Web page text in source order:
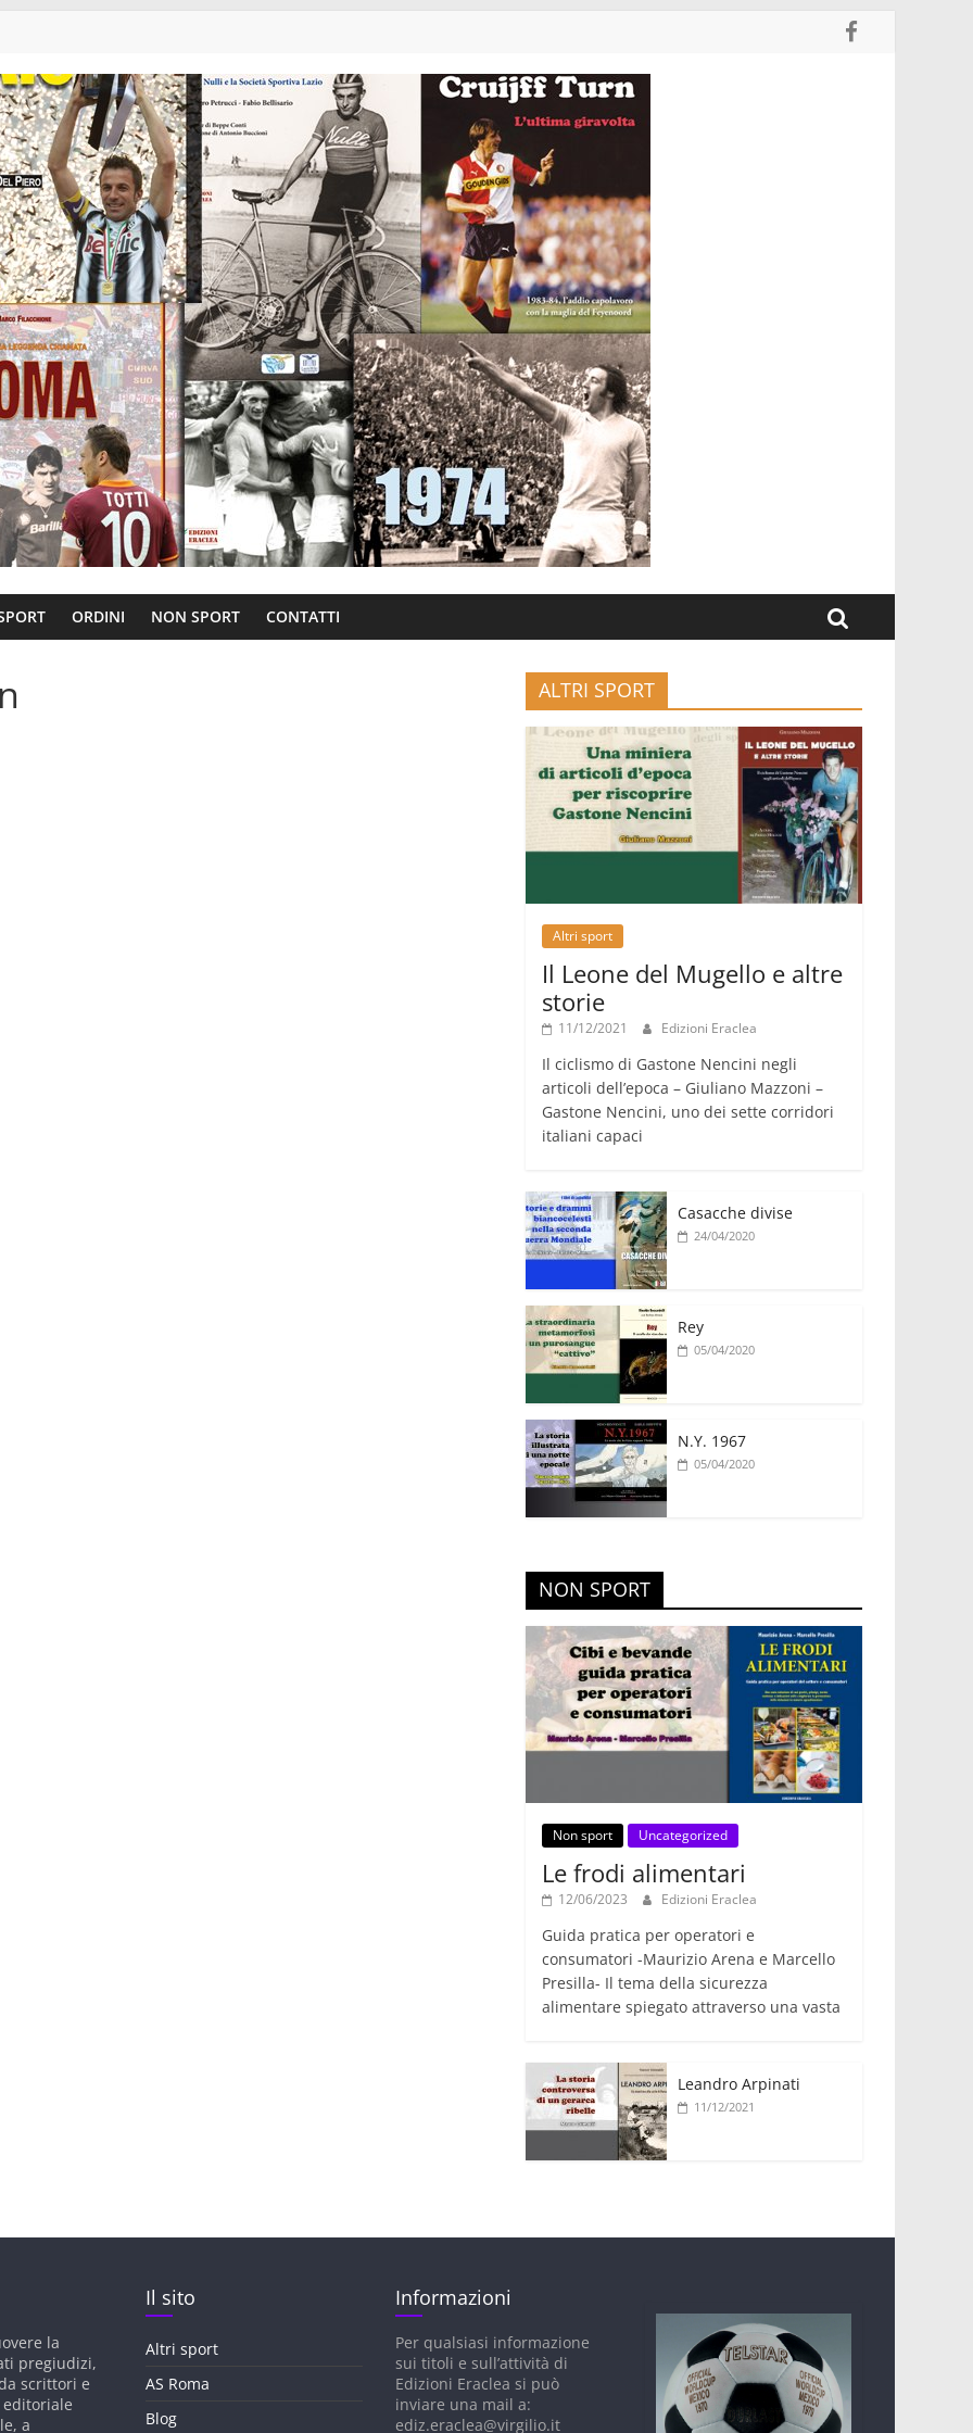
ORDINI NON SPORT CONTATTI
ALTRI SPORT
Altri sport
Il Leone del Mugello e altre
storie
11/12/2021 Edizioni Eraclea
Il ciclismo di Gastone Nencini negli
articoli dell’epoca – Giuliano Mazzoni –
Gastone Nencini, uno dei sette corridori
italiani capaci
Casacche divise
24/04/2020
Rey
05/04/2020
N.Y. 1967
05/04/2020
NON SPORT
Non sport Uncategorized
Le frodi alimentari
12/06/2023 Edizioni Eraclea
Guida pratica per operatori e
consumatori -Maurizio Arena e Marcello
Presilla- Il tema della sicurezza
alimentare spiegato attraverso una vasta
Leandro Arpinati
11/12/2021
la
pregiudizi,
scrittori e
a
Il sito
Altri sport
AS Roma
Blog
Informazioni
Per qualsiasi informazione
sui titoli e sull’attività di
Edizioni Eraclea si può
inviare una mail a:
ediz.eraclea@virgilio.it